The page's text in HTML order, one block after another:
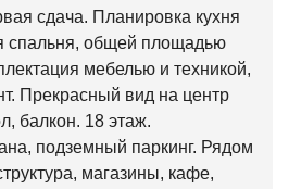
сдача. Планировка кухня
спальня, общей площадью
мебелью и техникой,
Прекрасный вид на центр
балкон. 18 этаж.
подземный паркинг. Рядом
магазины, кафе,